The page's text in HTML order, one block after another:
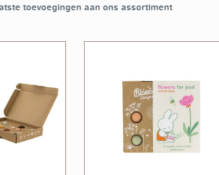
toevoegingen aan ons assortiment